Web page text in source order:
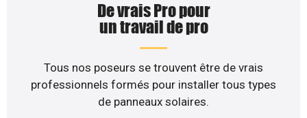
De vrais Pro pour
un travail de pro
Tous nos poseurs se trouvent être de vrais
professionnels formés pour installer tous types
de panneaux solaires.